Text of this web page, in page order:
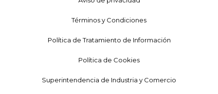
Términos y Condiciones
Política de Tratamiento de Información
Política de Cookies
Superintendencia de Industria y Comercio